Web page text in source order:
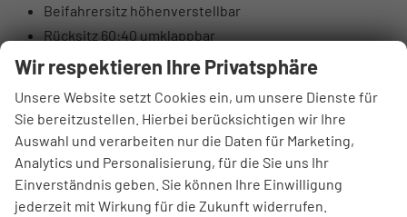
Beifahrersitz höhenverstellbar
Rücksitz 60:40 umklappbar
Elektrische Lendenwirbelstütze Fahrerseite
Oberschenkelauflage Fahrerseite
Luftausströmer hinten
Brillenfach
Automatisch abblendender Innenspiegel
10,25" digitales Kombiinstrument
DAB+ Digitalradio
Wir respektieren Ihre Privatsphäre
Unsere Website setzt Cookies ein, um unsere Dienste für
Sie bereitzustellen. Hierbei berücksichtigen wir Ihre
Auswahl und verarbeiten nur die Daten für Marketing,
Analytics und Personalisierung, für die Sie uns Ihr
Einverständnis geben. Sie können Ihre Einwilligung
jederzeit mit Wirkung für die Zukunft widerrufen.